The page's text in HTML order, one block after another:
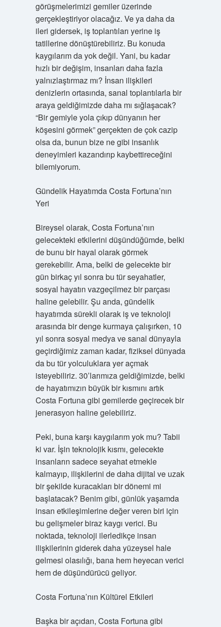
görüşmelerimizi gemiler üzerinde
gerçekleştiriyor olacağız. Ve ya daha da
ileri gidersek, iş toplantıları yerine iş
tatillerine dönüştürebiliriz. Bu konuda
kaygılarım da yok değil. Yani, bu kadar
hızlı bir değişim, insanları daha fazla
yalnızlaştırmaz mı? İnsan ilişkileri
denizlerin ortasında, sanal toplantılarla bir
araya geldiğimizde daha mı sığlaşacak?
“Bir gemiyle yola çıkıp dünyanın her
köşesini görmek” gerçekten de çok cazip
olsa da, bunun bize ne gibi insanlık
deneyimleri kazandırıp kaybettireceğini
bilemiyorum.
Gündelik Hayatımda Costa Fortuna’nın
Yeri
Bireysel olarak, Costa Fortuna’nın
gelecekteki etkilerini düşündüğümde, belki
de bunu bir hayal olarak görmek
gerekebilir. Ama, belki de gelecekte bir
gün birkaç yıl sonra bu tür seyahatler,
sosyal hayatın vazgeçilmez bir parçası
haline gelebilir. Şu anda, gündelik
hayatımda sürekli olarak iş ve teknoloji
arasında bir denge kurmaya çalışırken, 10
yıl sonra sosyal medya ve sanal dünyayla
geçirdiğimiz zaman kadar, fiziksel dünyada
da bu tür yolculuklara yer açmak
isteyebiliriz. 30’larımıza geldiğimizde, belki
de hayatımızın büyük bir kısmını artık
Costa Fortuna gibi gemilerde geçirecek bir
jenerasyon haline gelebiliriz.
Peki, buna karşı kaygılarım yok mu? Tabii
ki var. İşin teknolojik kısmı, gelecekte
insanların sadece seyahat etmekle
kalmayıp, ilişkilerini de daha dijital ve uzak
bir şekilde kuracakları bir dönemi mi
başlatacak? Benim gibi, günlük yaşamda
insan etkileşimlerine değer veren biri için
bu gelişmeler biraz kaygı verici. Bu
noktada, teknoloji ilerledikçe insan
ilişkilerinin giderek daha yüzeysel hale
gelmesi olasılığı, bana hem heyecan verici
hem de düşündürücü geliyor.
Costa Fortuna’nın Kültürel Etkileri
Başka bir açıdan, Costa Fortuna gibi